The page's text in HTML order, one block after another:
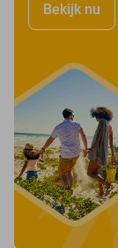
Bekijk nu